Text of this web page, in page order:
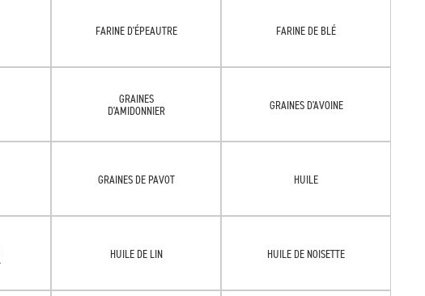
FARINE D'ÉPEAUTRE FARINE DE BLÉ
GRAINES
D'AMIDONNIER
GRAINES D'AVOINE
GRAINES DE PAVOT HUILE
HUILE DE LIN HUILE DE NOISETTE